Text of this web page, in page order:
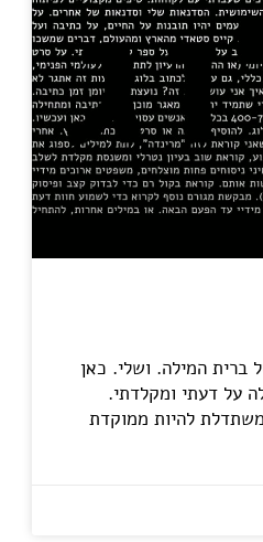
ברית המילה. ושלי. כאן
על דעתי ומקלדתי.
להיות ממוקדת